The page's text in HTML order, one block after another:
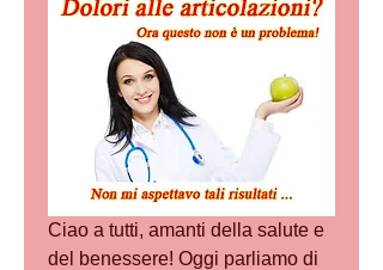
Ciao a tutti, amanti della salute e
del benessere! Oggi parliamo di